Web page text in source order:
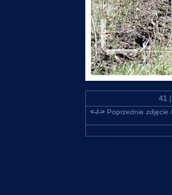
41 |
<-/->Poprzednie zdjęcie